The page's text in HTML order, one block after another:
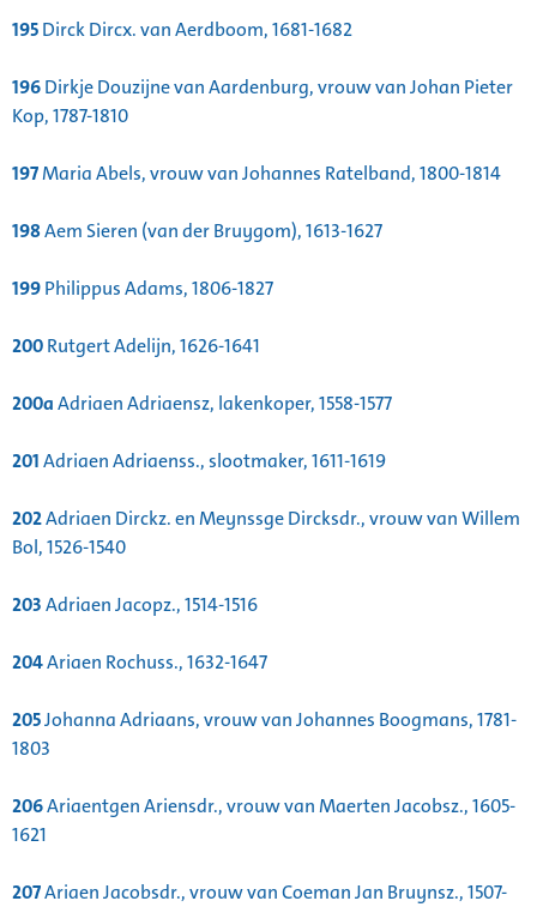
195Dirck Dircx. van Aerdboom, 1681-1682
196Dirkje Douzijne van Aardenburg, vrouw van Johan Pieter
Kop, 1787-1810
197Maria Abels, vrouw van Johannes Ratelband, 1800-1814
198Aem Sieren (van der Bruygom), 1613-1627
199Philippus Adams, 1806-1827
200Rutgert Adelijn, 1626-1641
200aAdriaen Adriaensz, lakenkoper, 1558-1577
201Adriaen Adriaenss., slootmaker, 1611-1619
202Adriaen Dirckz. en Meynssge Dircksdr., vrouw van Willem
Bol, 1526-1540
203Adriaen Jacopz., 1514-1516
204Ariaen Rochuss., 1632-1647
205Johanna Adriaans, vrouw van Johannes Boogmans, 1781-
1803
206Ariaentgen Ariensdr., vrouw van Maerten Jacobsz., 1605-
1621
207Ariaen Jacobsdr., vrouw van Coeman Jan Bruynsz., 1507-